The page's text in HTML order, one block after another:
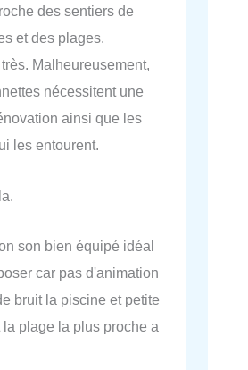
des sentiers de
et des plages.
Malheureusement,
nécessitent une
ainsi que les
les entourent.
son bien équipé idéal
car pas d'animation
bruit la piscine et petite
plage la plus proche a